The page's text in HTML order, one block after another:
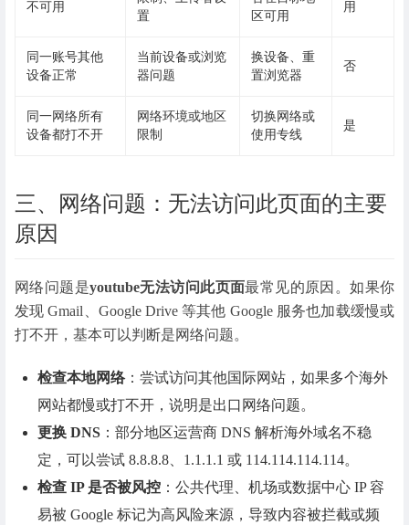
不可用
置
区可用
用
同一账号其他
设备正常
当前设备或浏览
器问题
换设备、重
置浏览器
否
同一网络所有
设备都打不开
网络环境或地区
限制
切换网络或
使用专线
是
三、网络问题：无法访问此页面的主要
原因
网络问题是youtube无法访问此页面最常见的原因。如果你
发现 Gmail、Google Drive 等其他 Google 服务也加载缓慢或
打不开，基本可以判断是网络问题。
检查本地网络：尝试访问其他国际网站，如果多个海外
网站都慢或打不开，说明是出口网络问题。
更换 DNS ：部分地区运营商 DNS 解析海外域名不稳
定，可以尝试 8.8.8.8、1.1.1.1 或 114.114.114.114。
检查 IP 是否被风控 ：公共代理、机场或数据中心 IP 容
易被 Google 标记为高风险来源，导致内容被拦截或频